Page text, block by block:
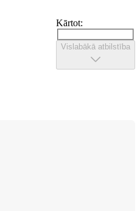
Kārtot:
Vislabākā atbilstība